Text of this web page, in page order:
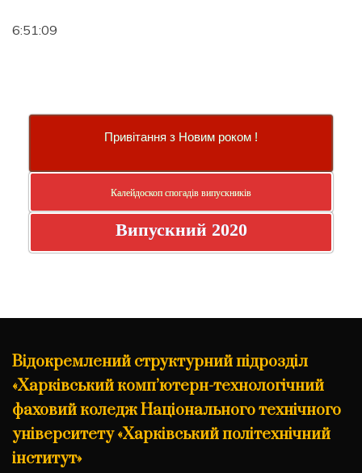
6:51:10
Привітання з Новим роком !
Калейдоскоп спогадів випускників
Випускний 2020
Відокремлений структурний підрозділ
«Харківський комп’ютерн-технологічний
фаховий коледж Національного технічного
університету «Харківський політехнічний
інститут»